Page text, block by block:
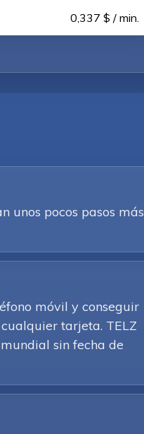
0,337 $ / min.
unos pocos pasos más
móvil y conseguir
tarjeta. TELZ
sin fecha de